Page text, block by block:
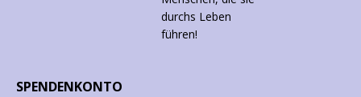
SPENDENKONTO